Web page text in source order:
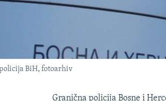
BiH, fotoarhiv
Granična policija Bosne i